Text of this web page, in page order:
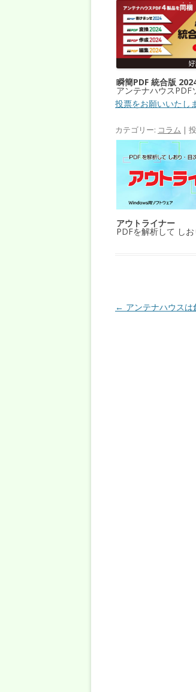
瞬簡PDF 統合版
アンテナハウスPDF
投票をお願いいたし
カテゴリー: コラム |
アウトライナー
PDFを解析して し
投稿ナビゲーション
← アンテナハウス